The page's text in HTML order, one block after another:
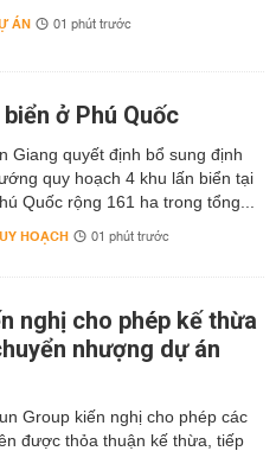
ÁN 01 phút trước
ở Phú Quốc
Giang quyết định bổ sung định
quy hoạch 4 khu lấn biển tại
Quốc rộng 161 ha trong tổng...
HOẠCH 01 phút trước
nghị cho phép kế thừa
nhượng dự án
Group kiến nghị cho phép các
được thỏa thuận kế thừa, tiếp